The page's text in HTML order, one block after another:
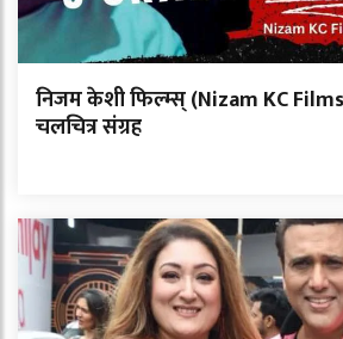
निजम केशी फिल्म्स् (Nizam KC
चलचित्र संग्रह